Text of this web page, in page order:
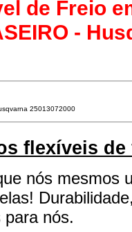
de Freio
-
25013072000
flexíveis de
nós mesmos
para nós.